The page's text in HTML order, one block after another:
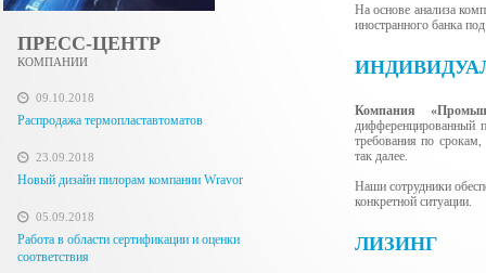
ПРЕСС-ЦЕНТР
КОМПАНИИ
09.10.2018
Распродажа термопластавтоматов
23.09.2018
Новый дизайн пилорам компании Wravor
05.09.2018
Работа в области сертификации и оценки
соответствия
На основе анализа
иностранного банка
Компания
дифференцированный
требования по
так далее.
Наши сотрудники
конкретной ситуации.
ЛИЗИНГ